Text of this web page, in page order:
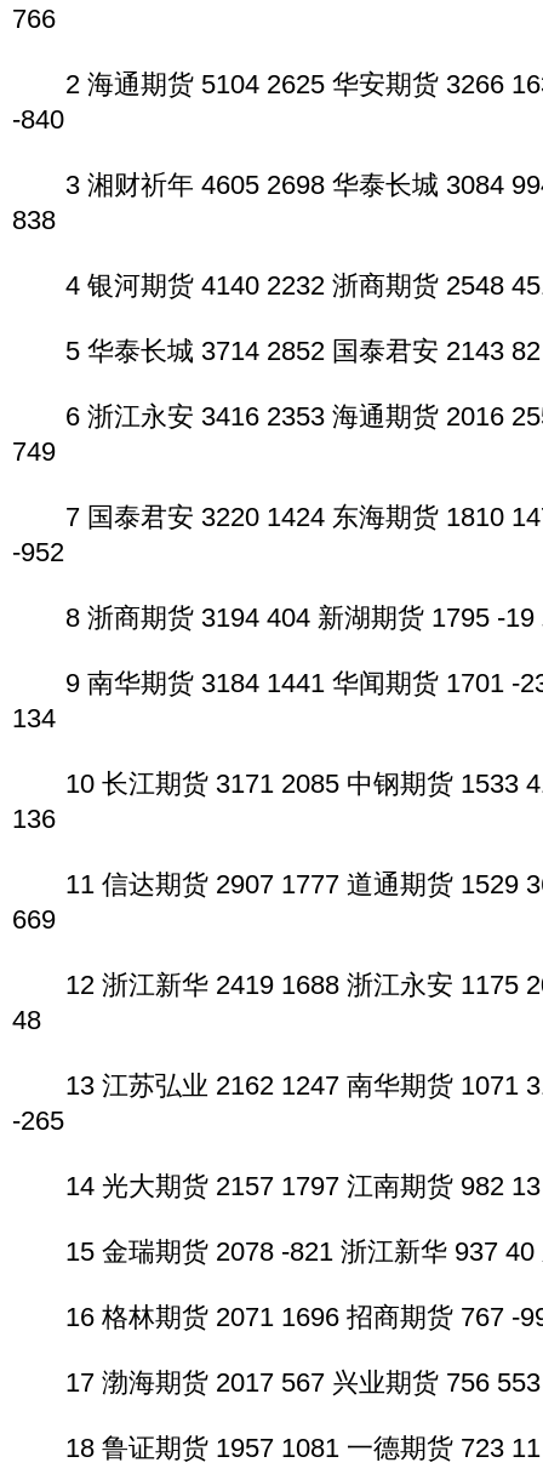
766
2 海通期货 5104 2625 华安期货 3266
-840
3 湘财祈年 4605 2698 华泰长城 3084
838
4 银河期货 4140 2232 浙商期货 2548
5 华泰长城 3714 2852 国泰君安 2143 82
6 浙江永安 3416 2353 海通期货 2016
749
7 国泰君安 3220 1424 东海期货 1810
-952
8 浙商期货 3194 404 新湖期货 1795 -19
9 南华期货 3184 1441 华闻期货 1701 -
134
10 长江期货 3171 2085 中钢期货 1533
136
11 信达期货 2907 1777 道通期货 1529
669
12 浙江新华 2419 1688 浙江永安 1175
48
13 江苏弘业 2162 1247 南华期货 1071
-265
14 光大期货 2157 1797 江南期货 982 13
15 金瑞期货 2078 -821 浙江新华 937 40
16 格林期货 2071 1696 招商期货 767 -
17 渤海期货 2017 567 兴业期货 756 553
18 鲁证期货 1957 1081 一德期货 723 11